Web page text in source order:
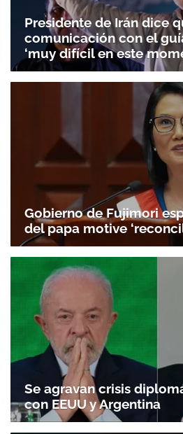
Presidente de Irán dice
comunicación con el
‘muy difícil en este
Gobierno de Fujimori
del papa motive
Se agravan crisis
con EEUU y Argentina